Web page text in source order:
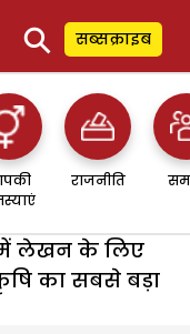
⚲ सब्सक्राइब
राजनीति
लेखन के लिए
का सबसे बड़ा